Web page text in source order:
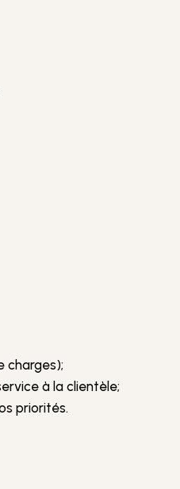
charges);
à la clientèle;
priorités.